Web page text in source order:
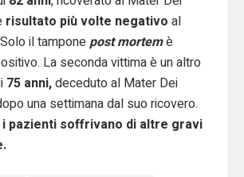
risultato più volte negativo al
il tamponepost mortemè
La seconda vittima è un altro
75 anni,deceduto al Mater Dei
una settimana dal suo ricovero.
i pazienti soffrivano di altre gravi